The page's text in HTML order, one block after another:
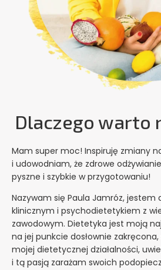
Dlaczego warto
Mam super moc! Inspiruję zmiany
i udowodniam, że zdrowe
pyszne i szybkie w przygotowaniu!
Nazywam się Paula Jamróz, jestem
klinicznym i psychodietetykiem z
zawodowym. Dietetyka jest moją
na jej punkcie dosłownie
mojej dietetycznej działalności,
i tą pasją zarażam swoich